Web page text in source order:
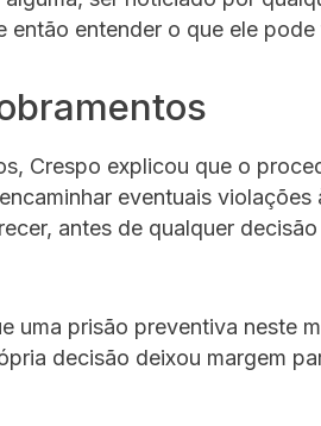
então entender o que ele pode
Crespo explicou que o
eventuais violações
antes de qualquer
uma prisão preventiva neste
decisão deixou margem